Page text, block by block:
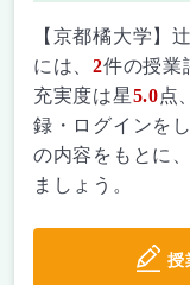
【京都橘大学】
には、2件の授業
充実度は星5.0点
録・ログインを
の内容をもとに
ましょう。
授